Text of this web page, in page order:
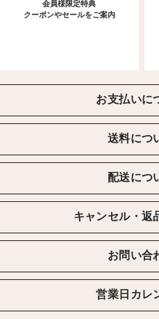
会員様限定特典
クーポンやセールをご案内
お支払いに
送料につ
配送につ
キャンセル・返
お問い合
営業日カレ